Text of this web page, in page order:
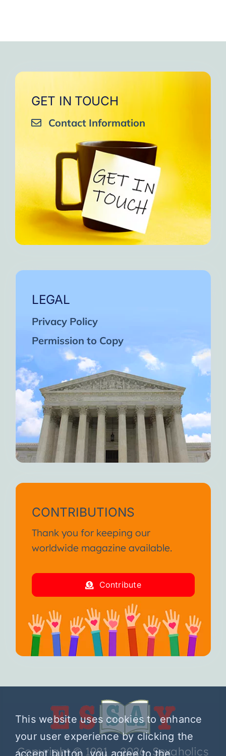
GET IN TOUCH
Contact Information
LEGAL
Privacy Policy
Permission to Copy
CONTRIBUTIONS
Thank you for keeping our
worldwide magazine available.
Contribute
Copyright © 1981 – 2026 Sexaholics
This website uses cookies to enhance
your user experience by clicking the
accept button, you agree to the